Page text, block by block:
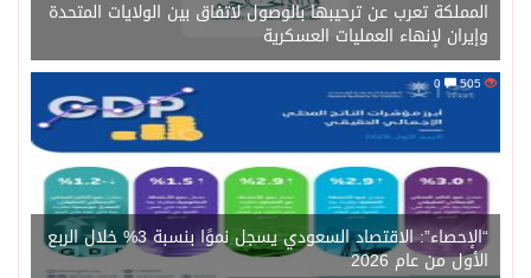
المملكة تعرب عن ترحيبها بالوصول لاتفاق بين الولايات المتحدة
وإيران لإنهاء العمليات العسكرية
505
“الإحصاء”: الاقتصاد السعودي يسجل نموًا بنسبة 3% خلال الربع
الأول من عام 2026